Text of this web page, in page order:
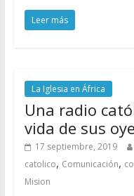
Leer más
La Iglesia en África
Una radio
vida de sus
17 septiembre, 2019
catolico, Comunicación,
Mision